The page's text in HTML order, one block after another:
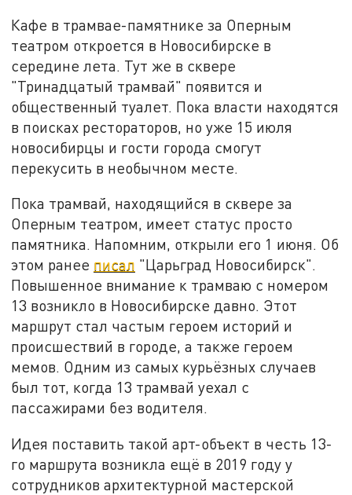
Кафе в трамвае-памятнике за Оперным
театром откроется в Новосибирске в
середине лета. Тут же в сквере
"Тринадцатый трамвай" появится и
общественный туалет. Пока власти находятся
в поисках рестораторов, но уже 15 июля
новосибирцы и гости города смогут
перекусить в необычном месте.
Пока трамвай, находящийся в сквере за
Оперным театром, имеет статус просто
памятника. Напомним, открыли его 1 июня. Об
этом ранее писал "Царьград Новосибирск".
Повышенное внимание к трамваю с номером
13 возникло в Новосибирске давно. Этот
маршрут стал частым героем историй и
происшествий в городе, а также героем
мемов. Одним из самых курьёзных случаев
был тот, когда 13 трамвай уехал с
пассажирами без водителя.
Идея поставить такой арт-объект в честь 13-
го маршрута возникла ещё в 2019 году у
сотрудников архитектурной мастерской